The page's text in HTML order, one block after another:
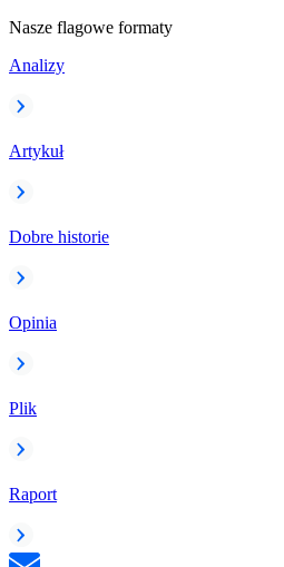
Nasze flagowe formaty
Analizy
Artykuł
Dobre historie
Opinia
Plik
Raport